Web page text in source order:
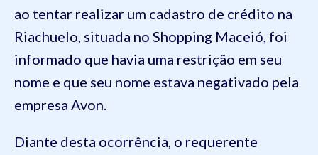
ao tentar realizar um cadastro de crédito na
Riachuelo, situada no Shopping Maceió, foi
informado que havia uma restrição em seu
nome e que seu nome estava negativado pela
empresa Avon.
Diante desta ocorrência, o requerente